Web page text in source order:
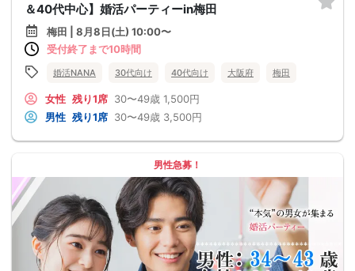
＆40代中心】婚活パーティーin梅田
梅田 | 8月8日(土) 10:00〜
受付終了まで10時間
婚活NANA 30代向け 40代向け 大阪府 梅田
女性 残り1席 30〜49歳 1,500円
男性 残り1席 30〜49歳 3,500円
男性急募！